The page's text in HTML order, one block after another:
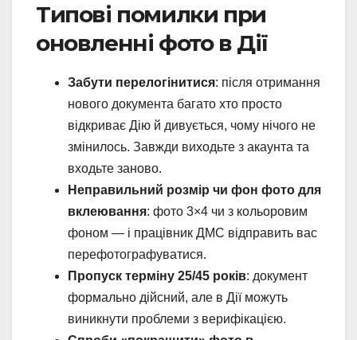
Типові помилки при
оновленні фото в Дії
Забути перелогінитися: після отримання
нового документа багато хто просто
відкриває Дію й дивується, чому нічого не
змінилось. Завжди виходьте з акаунта та
входьте заново.
Неправильний розмір чи фон фото для
вклеювання: фото 3×4 чи з кольоровим
фоном — і працівник ДМС відправить вас
перефотографуватися.
Пропуск терміну 25/45 років: документ
формально дійсний, але в Дії можуть
виникнути проблеми з верифікацією.